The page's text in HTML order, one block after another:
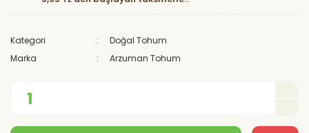
Kategori
Doğal Tohum
Marka
Arzuman Tohum